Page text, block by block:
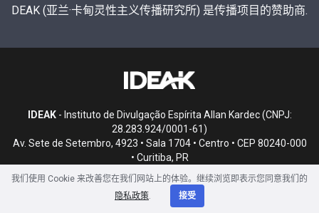
DEAK (亚兰·卡甸灵性主义传播研究所) 是传播项目的赞助商.
IDEAK- Instituto de Divulgação Espírita Allan Kardec (CNPJ:
28.283.924/0001-61)
Av. Sete de Setembro, 4923 • Sala 1704 • Centro • CEP 80240-000
• Curitiba, PR
我们使用 Cookie 来改善您在我们网站上的体验。继续浏览即表示您同意我们的
隐私政策. 接受